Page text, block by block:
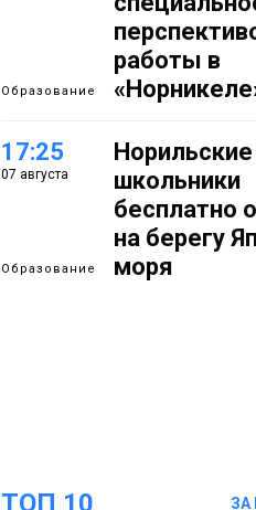
Образование
работы в
17:25
07 августа
Образование
Норильские
школьники
бесплатно
на берегу
моря
ТОП 10 ЗА